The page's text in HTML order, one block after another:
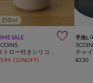
SALE 
594 (10%OFF)
手洗い
¥330